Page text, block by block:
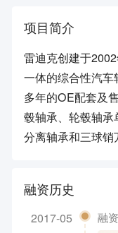
项目简介
雷迪克创建于
一体的综合性汽
多年的OE配套及
毂轴承、轮毂轴
分离轴承和三球销
融资历史
2017-05 融